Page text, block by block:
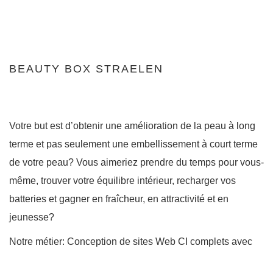
BEAUTY BOX STRAELEN
Votre but est d’obtenir une amélioration de la peau à long
terme et pas seulement une embellissement à court terme
de votre peau? Vous aimeriez prendre du temps pour vous-
même, trouver votre équilibre intérieur, recharger vos
batteries et gagner en fraîcheur, en attractivité et en
jeunesse?
Notre métier: Conception de sites Web CI complets avec